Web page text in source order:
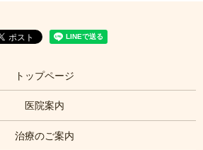
トップページ
医院案内
治療のご案内